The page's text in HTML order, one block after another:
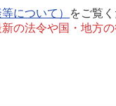
について）
をご覧く
の法令や国・地方